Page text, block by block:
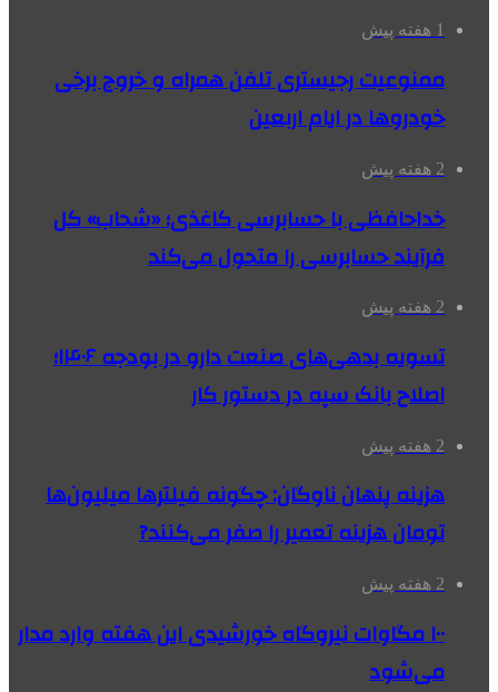
1 هفته پیش
ممنوعیت رجیستری تلفن همراه و خروج برخی
خودروها در ایام اربعین
2 هفته پیش
خداحافظی با حسابرسی کاغذی؛ «شحاب» کل
فرآیند حسابرسی را متحول می‌کند
2 هفته پیش
تسویه بدهی‌های صنعت دارو در بودجه ۱۴۰۶؛
اصلاح بانک سپه در دستور کار
2 هفته پیش
هزینه پنهان ناوگان: چگونه فیلترها میلیون‌ها
تومان هزینه تعمیر را صفر می‌کنند?
2 هفته پیش
۱۰۰ مگاوات نیروگاه‌ خورشیدی این هفته وارد مدار
می‌شود